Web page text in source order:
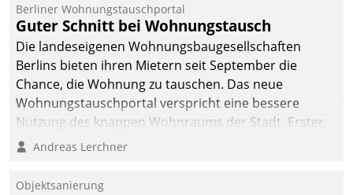
Berliner Wohnungstauschportal
Guter Schnitt bei Wohnungstausch
Die landeseigenen Wohnungsbaugesellschaften
Berlins bieten ihren Mietern seit September die
Chance, die Wohnung zu tauschen. Das neue
Wohnungstauschportal verspricht eine bessere
Nutzung des knappen Wohnraums der Stadt. Erster
Anwendungsfall für Datatrains Lösung API-Hub mit
Unternehmen.
Andreas Lerchner
Objektsanierung